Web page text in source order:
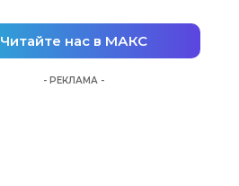
Читайте нас в МАКС
- РЕКЛАМА -